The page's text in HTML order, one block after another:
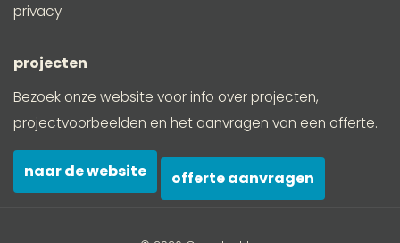
privacy
projecten
Bezoek onze website voor info over projecten,
projectvoorbeelden en het aanvragen van een offerte.
naar de website offerte aanvragen